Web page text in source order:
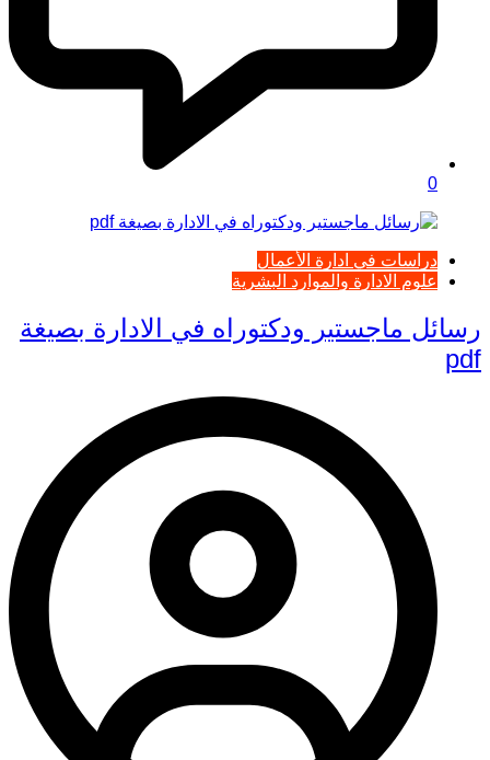
0
دراسات في ادارة الأعمال
علوم الادارة والموارد البشرية
رسائل ماجستير ودكتوراه في الادارة بصيغة
pdf